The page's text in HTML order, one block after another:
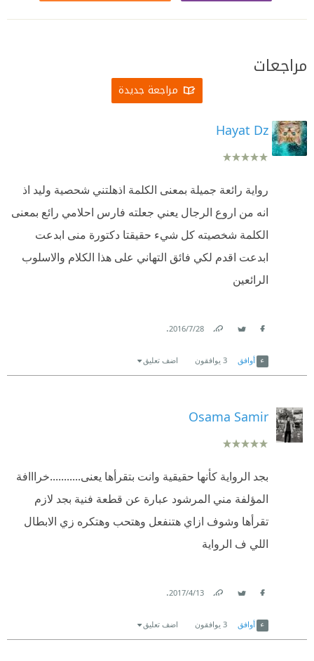
مراجعات
مراجعة جديدة
Hayat Dz
رواية رائعة جميلة بمعنى الكلمة اذهلتني شحصية وليد اذ
انه من اروع الرجال يعني جعلته فارس احلامي رائع بمعنى
الكلمة شخصيته كل شيء حقيقتا دكتورة منى ابدعت
ابدعت اقدم لكي فائق التهاني على هذا الكلام والاسلوب
الرائعين
28‏/7‏/2016
.
أوافق 3 يوافقون اضف تعليق
Osama Samir
بجد الرواية كأنها حقيقية وانت بتقرأها يعنى...........خرااافة
المؤلفة مني المرشود عبارة عن قطعة فنية بجد لازم
تقرأها وشوف ازاي هتنفعل وهتحب وهتكره زي الابطال
اللي ف الرواية
13‏/4‏/2017
.
أوافق 3 يوافقون اضف تعليق